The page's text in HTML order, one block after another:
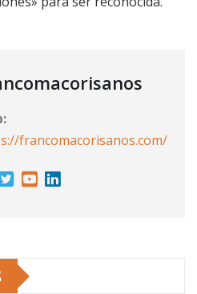
francomacorisanos.com/